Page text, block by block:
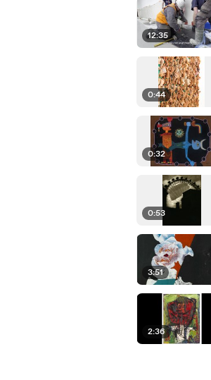
12:35
0:44
0:32
0:53
3:51
2:36